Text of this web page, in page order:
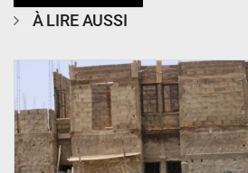
À LIRE AUSSI